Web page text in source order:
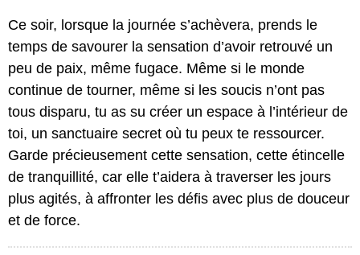
Ce soir, lorsque la journée s’achèvera, prends le
temps de savourer la sensation d’avoir retrouvé un
peu de paix, même fugace. Même si le monde
continue de tourner, même si les soucis n’ont pas
tous disparu, tu as su créer un espace à l’intérieur de
toi, un sanctuaire secret où tu peux te ressourcer.
Garde précieusement cette sensation, cette étincelle
de tranquillité, car elle t’aidera à traverser les jours
plus agités, à affronter les défis avec plus de douceur
et de force.